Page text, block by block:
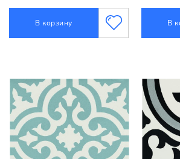
В корзину В